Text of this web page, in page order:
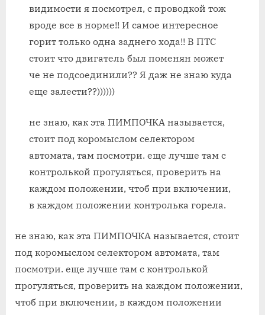
видимости я посмотрел, с проводкой тож
вроде все в норме!! И самое интересное
горит только одна заднего хода!! В ПТС
стоит что двигатель был поменян может
че не подсоединили?? Я даж не знаю куда
еще залести??))))))
не знаю, как эта ПИМПОЧКА называется,
стоит под коромыслом селектором
автомата, там посмотри. еще лучше там с
контролькой прогуляться, проверить на
каждом положении, чтоб при включении,
в каждом положении контролька горела.
не знаю, как эта ПИМПОЧКА называется, стоит
под коромыслом селектором автомата, там
посмотри. еще лучше там с контролькой
прогуляться, проверить на каждом положении,
чтоб при включении, в каждом положении